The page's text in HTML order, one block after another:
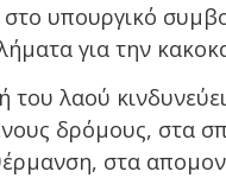
υπουργικό
για την
του λαού
δρόμους, στα
στα